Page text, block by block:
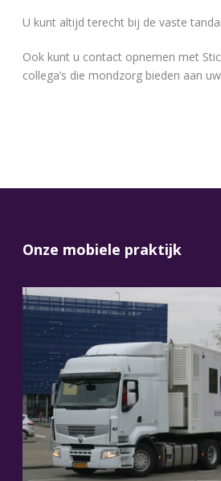
U kunt altijd terecht bij de vaste
Ook kunt u contact opnemen met
collega’s die mondzorg bieden aan
Onze mobiele praktijk